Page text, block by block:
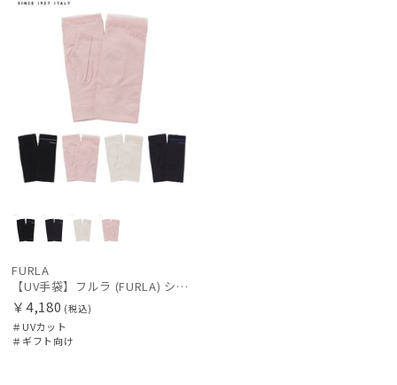
FURLA
【UV手袋】フルラ (FURLA) ショート ＵＶ手袋 ロゴ刺繍 指無し
￥4,180 (税込)
＃UVカット
＃ギフト向け